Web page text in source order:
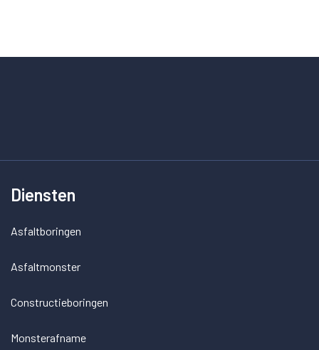
Diensten
Asfaltboringen
Asfaltmonster
Constructieboringen
Monsterafname